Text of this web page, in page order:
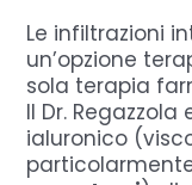
Le infiltrazioni
un’opzione
sola terapia
Il Dr.
ialuronico